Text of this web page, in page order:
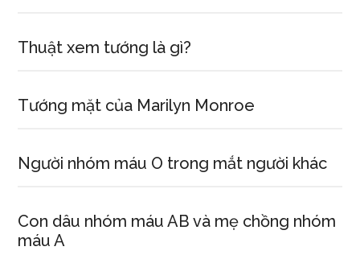
Thuật xem tướng là gì?
Tướng mặt của Marilyn Monroe
Người nhóm máu O trong mắt người khác
Con dâu nhóm máu AB và mẹ chồng nhóm
máu A